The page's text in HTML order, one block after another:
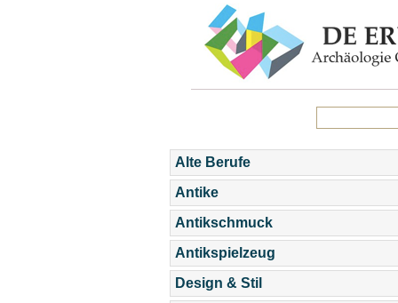
Alte Berufe
Antike
Antikschmuck
Antikspielzeug
Design & Stil